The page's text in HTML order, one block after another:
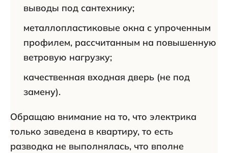
выводы под сантехнику;
металлопластиковые окна с упроченным
профилем, рассчитанным на повышенную
ветровую нагрузку;
качественная входная дверь (не под
замену).
Обращаю внимание на то, что электрика
только заведена в квартиру, то есть
разводка не выполнялась, что вполне